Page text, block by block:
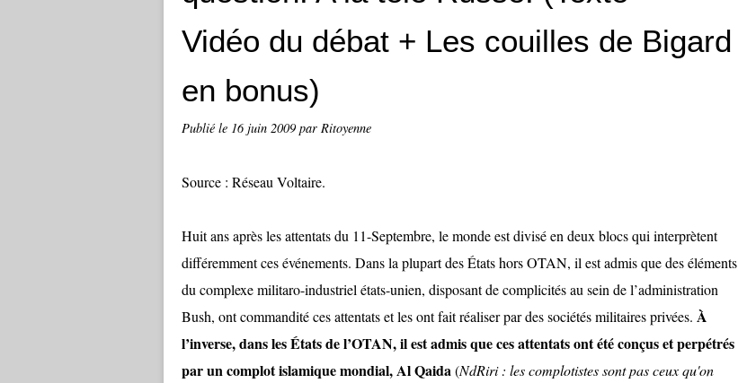
Vidéo du débat + Les couilles de Bigard
en bonus)
Publié le 16 juin 2009 par Ritoyenne
Source : Réseau Voltaire.
Huit ans après les attentats du 11-Septembre, le monde est divisé en deux blocs qui interprètent
différemment ces événements. Dans la plupart des États hors OTAN, il est admis que des éléments
du complexe militaro-industriel états-unien, disposant de complicités au sein de l’administration
Bush, ont commandité ces attentats et les ont fait réaliser par des sociétés militaires privées. À
l’inverse, dans les États de l’OTAN, il est admis que ces attentats ont été conçus et perpétrés
par un complot islamique mondial, Al Qaida(NdRiri : les complotistes sont pas ceux qu'on